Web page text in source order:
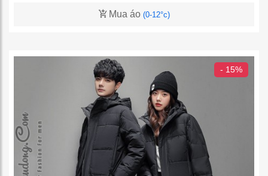
Mua áo (0-12°c)
- 15%